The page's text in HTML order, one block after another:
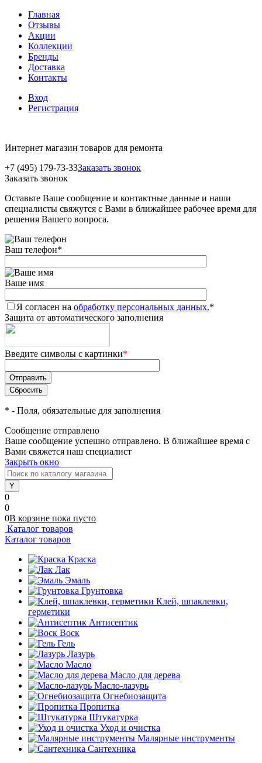
Главная
Отзывы
Акции
Коллекции
Бренды
Доставка
Контакты
Вход
Регистрация
Интернет магазин товаров для ремонта
+7 (495) 179-73-33Заказать звонок
Заказать звонок
Оставьте Ваше сообщение и контактные данные и наши
специалисты свяжутся с Вами в ближайшее рабочее время для
решения Вашего вопроса.
Ваш телефон*
Ваше имя
Я согласен на обработку персональных данных.*
Защита от автоматического заполнения
Введите символы с картинки*
* - Поля, обязательные для заполнения
Сообщение отправлено
Ваше сообщение успешно отправлено. В ближайшее время с
Вами свяжется наш специалист
Закрыть окно
0
0
0В корзине пока пусто
Каталог товаров
Каталог товаров
Краска
Лак
Эмаль
Грунтовка
Клей, шпаклевки,
герметики
Антисептик
Воск
Гель
Лазурь
Масло
Масло для дерева
Масло-лазурь
Огнебиозащита
Пропитка
Штукатурка
Уход и очистка
Малярные инструменты
Сантехника